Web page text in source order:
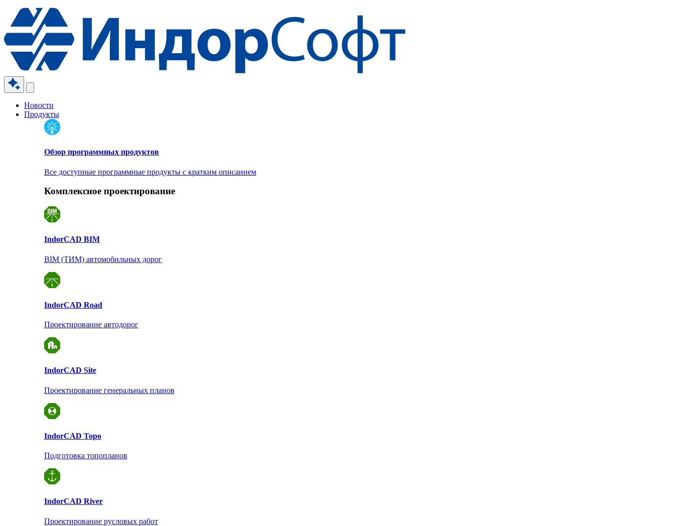
Новости
Продукты
Обзор программных продуктов
Все доступные программные продукты с кратким описанием
Комплексное проектирование
IndorCAD BIM
BIM (ТИМ) автомобильных дорог
IndorCAD Road
Проектирование автодорог
IndorCAD Site
Проектирование генеральных планов
IndorCAD Topo
Подготовка топопланов
IndorCAD River
Проектирование русловых работ